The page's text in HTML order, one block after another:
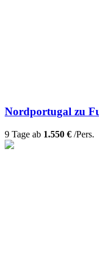
Nordportugal zu
9 Tage ab 1.550 € /Pers.